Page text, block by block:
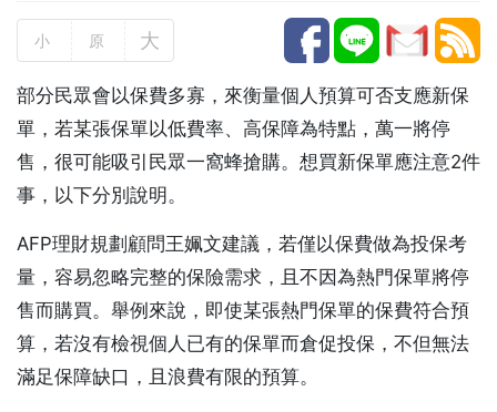
小 原 大
部分民眾會以保費多寡，來衡量個人預算可否支應新保
單，若某張保單以低費率、高保障為特點，萬一將停
售，很可能吸引民眾一窩蜂搶購。想買新保單應注意2件
事，以下分別說明。
AFP理財規劃顧問王姵文建議，若僅以保費做為投保考
量，容易忽略完整的保險需求，且不因為熱門保單將停
售而購買。舉例來說，即使某張熱門保單的保費符合預
算，若沒有檢視個人已有的保單而倉促投保，不但無法
滿足保障缺口，且浪費有限的預算。